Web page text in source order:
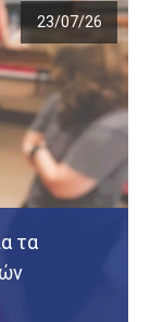
23/07/26
τα